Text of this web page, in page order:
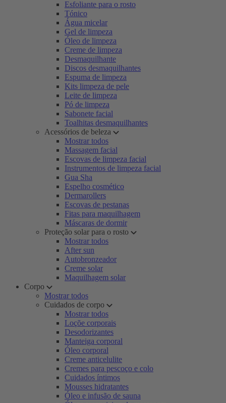
Esfoliante para o rosto
Tónico
Água micelar
Gel de limpeza
Óleo de limpeza
Creme de limpeza
Desmaquilhante
Discos desmaquilhantes
Espuma de limpeza
Kits limpeza de pele
Leite de limpeza
Pó de limpeza
Sabonete facial
Toalhitas desmaquilhantes
Acessórios de beleza
Mostrar todos
Massagem facial
Escovas de limpeza facial
Instrumentos de limpeza facial
Gua Sha
Espelho cosmético
Dermarollers
Escovas de pestanas
Fitas para maquilhagem
Máscaras de dormir
Proteção solar para o rosto
Mostrar todos
After sun
Autobronzeador
Creme solar
Maquilhagem solar
Corpo
Mostrar todos
Cuidados de corpo
Mostrar todos
Loçõe corporais
Desodorizantes
Manteiga corporal
Óleo corporal
Creme anticelulite
Cremes para pescoço e colo
Cuidados íntimos
Mousses hidratantes
Óleo e infusão de sauna